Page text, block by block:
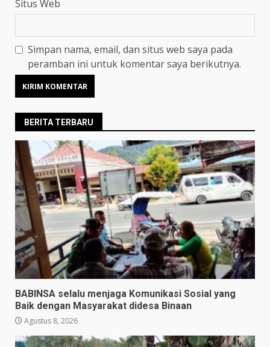
Situs Web
Simpan nama, email, dan situs web saya pada
peramban ini untuk komentar saya berikutnya.
BERITA TERBARU
BABINSA selalu menjaga Komunikasi Sosial yang
Baik dengan Masyarakat didesa Binaan
Agustus 8, 2026